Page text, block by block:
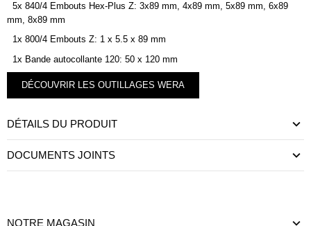
5x 840/4 Embouts Hex-Plus Z: 3x89 mm, 4x89 mm, 5x89 mm, 6x89
mm, 8x89 mm
1x 800/4 Embouts Z: 1 x 5.5 x 89 mm
1x Bande autocollante 120: 50 x 120 mm
DÉCOUVRIR LES OUTILLAGES WERA
DÉTAILS DU PRODUIT
DOCUMENTS JOINTS
NOTRE MAGASIN